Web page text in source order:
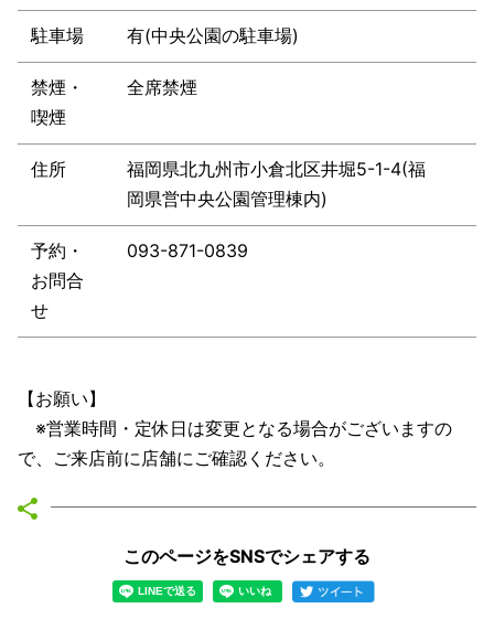
駐車場 有(中央公園の駐車場)
禁煙・
喫煙
全席禁煙
住所
福岡県北九州市小倉北区井堀5-1-4(福
岡県営中央公園管理棟内)
予約・
お問合
せ
093-871-0839
【お願い】
※営業時間・定休日は変更となる場合がございますの
で、ご来店前に店舗にご確認ください。
このページをSNSでシェアする